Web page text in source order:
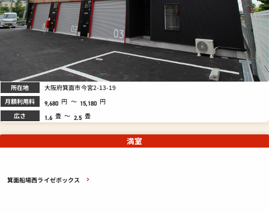
所在地 大阪府箕面市今宮2-13-19
月額利用料 9,680 円 ～ 15,180 円
広さ 1.6 畳 ～ 2.5 畳
箕面船場西ライゼボックス
満室